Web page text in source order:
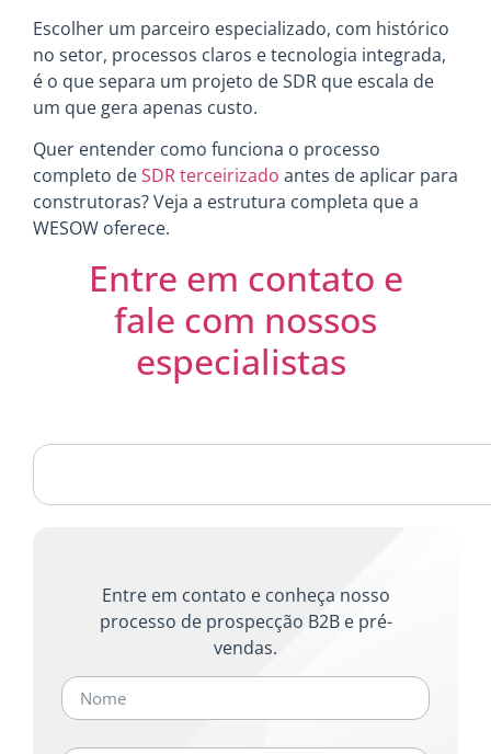
Escolher um parceiro especializado, com histórico
no setor, processos claros e tecnologia integrada,
é o que separa um projeto de SDR que escala de
um que gera apenas custo.
Quer entender como funciona o processo
completo deSDR terceirizado antes de aplicar para
construtoras? Veja a estrutura completa que a
WESOW oferece.
Entre em contato e
fale com nossos
especialistas
Entre em contato e conheça nosso
processo de prospecção B2B e pré-
vendas.